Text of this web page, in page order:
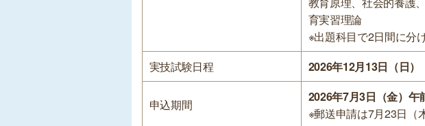
育実習理論
※出題科目で2日間に分
実技試験日程
2026年12月13日（日）
申込期間
2026年7月3日（金）午
※郵送申請は7月23日（